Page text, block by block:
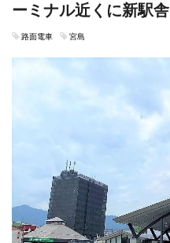
ーミナル近くに新駅舎
路面電車 宮島